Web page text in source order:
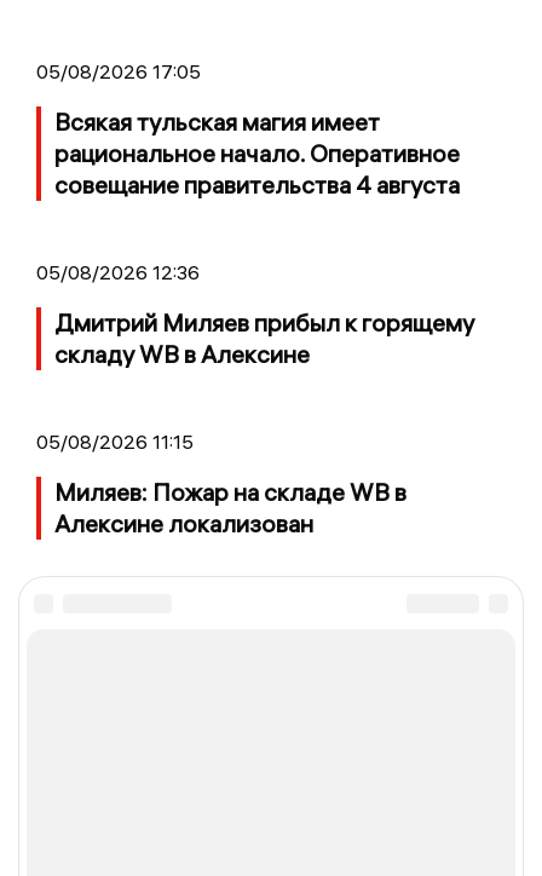
05/08/2026 17:05
Всякая тульская магия имеет
рациональное начало. Оперативное
совещание правительства 4 августа
05/08/2026 12:36
Дмитрий Миляев прибыл к горящему
складу WB в Алексине
05/08/2026 11:15
Миляев: Пожар на складе WB в
Алексине локализован